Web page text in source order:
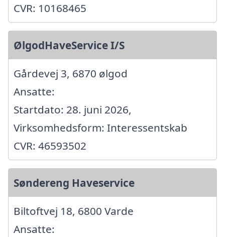
CVR: 10168465
ØlgodHaveService I/S
Gårdevej 3, 6870 ølgod
Ansatte:
Startdato: 28. juni 2026,
Virksomhedsform: Interessentskab
CVR: 46593502
Søndereng Haveservice
Biltoftvej 18, 6800 Varde
Ansatte: